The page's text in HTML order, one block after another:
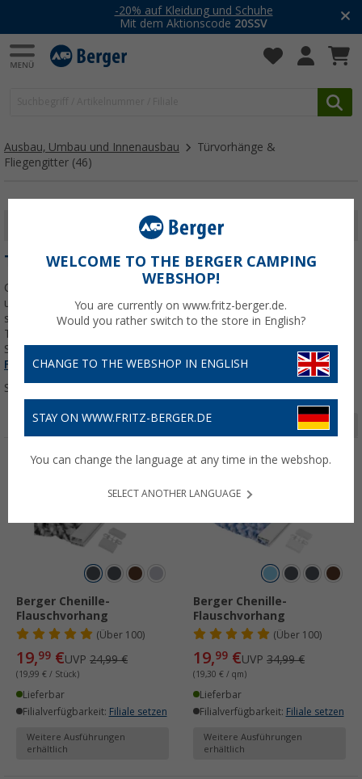
-20% auf Kleidung und Schuhe
Mit dem Aktionscode20SSV
Ausbau, Umbau und Innenausbau
Türvorhänge &
Fliegengitter (46)
FILTER ANZEIGEN
TÜRVORHÄNGE & FLIEGENGITTER
Obwohl Fliegen und Insekten unbestreitbar ein wichtiger Teil
unseres Ökosystems sind, können diese Tiere beim Camping
schnell lästig werden. Vor allem an Gewässern, bei hohen
Temperaturen oder ausgiebigem Regen können Stechmücken,
SchnakenJetzt mehr über unsere KategorieTürvorhänge &
Fliegengittererfahren...
Sortieren:
Seite 1 von 2
Berger Chenille-
Flauschvorhang
(Über100)
19,99 €UVP 24,99 €
(19,99 € / Stück)
Lieferbar
Filialverfügbarkeit: Filiale setzen
Weitere Ausführungen
erhältlich
Berger Chenille-
Flauschvorhang
(Über100)
19,99 €UVP 34,99 €
(19,30 € / qm)
Lieferbar
Filialverfügbarkeit: Filiale setzen
Weitere Ausführungen
erhältlich
WELCOME TO THE BERGER CAMPING
WEBSHOP!
You are currently on www.fritz-berger.de.
Would you rather switch to the store in English?
CHANGE TO THE WEBSHOP IN ENGLISH
STAY ON WWW.FRITZ-BERGER.DE
You can change the language at any time in the webshop.
SELECT ANOTHER LANGUAGE